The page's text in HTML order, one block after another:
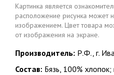
Картинка является
расположение рисунка может
изображением. Цвет товара
от изображения на экране.
Производитель: Р.Ф., г.
Состав: Бязь, 100%